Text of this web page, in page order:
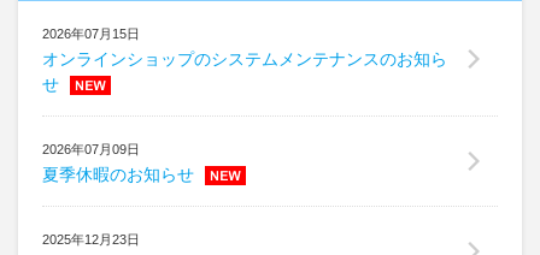
取扱商品
よくある質問
取扱･サイズ
2026年07月15日
オンラインショップのシステムメンテナンスのお知ら
せ
2026年07月09日
夏季休暇のお知らせ
2025年12月23日